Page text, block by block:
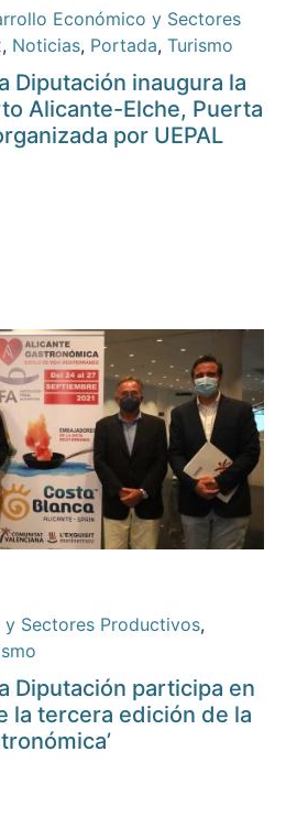
Económico y Sectores
, Noticias, Portada, Turismo
Diputación inaugura la
Alicante-Elche, Puerta
por UEPAL
Sectores Productivos,
Diputación participa en
la tercera edición de la